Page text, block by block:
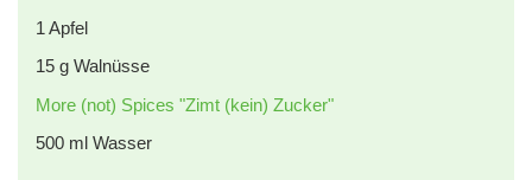
1 Apfel
15 g Walnüsse
More (not) Spices "Zimt (kein) Zucker"
500 ml Wasser